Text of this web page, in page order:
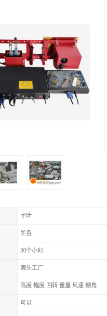
宇叶
黑色
30个小时
源头工厂
高度 幅度 回转 重量 风速 倾角
可以